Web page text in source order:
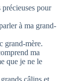
précieuses pour
à ma grand-
grand-mère.
ma
que je ne le
câlins et